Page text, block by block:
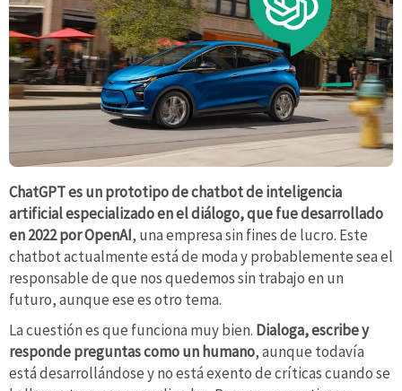
ChatGPT es un prototipo de chatbot de inteligencia
artificial especializado en el diálogo, que fue desarrollado
en 2022 por OpenAI, una empresa sin fines de lucro. Este
chatbot actualmente está de moda y probablemente sea el
responsable de que nos quedemos sin trabajo en un
futuro, aunque ese es otro tema.
La cuestión es que funciona muy bien. Dialoga, escribe y
responde preguntas como un humano, aunque todavía
está desarrollándose y no está exento de críticas cuando se